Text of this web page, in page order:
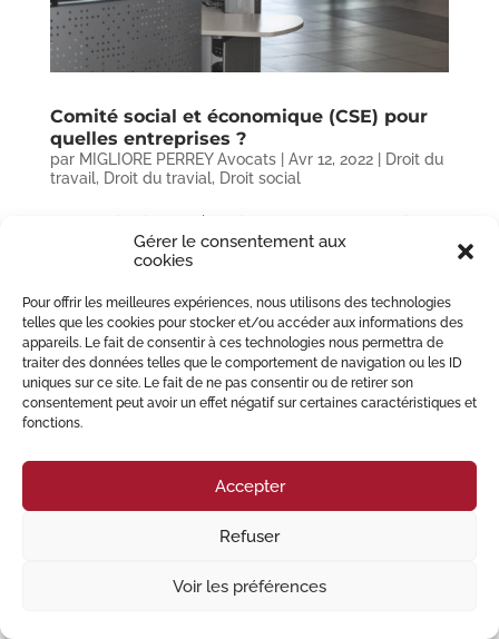
Gérer le consentement aux
cookies
Pour offrir les meilleures expériences, nous utilisons des technologies
telles que les cookies pour stocker et/ou accéder aux informations des
appareils. Le fait de consentir à ces technologies nous permettra de
traiter des données telles que le comportement de navigation ou les ID
uniques sur ce site. Le fait de ne pas consentir ou de retirer son
consentement peut avoir un effet négatif sur certaines caractéristiques et
fonctions.
Accepter
Refuser
Voir les préférences
Comité social et économique (CSE) pour
quelles entreprises ?
par MIGLIORE PERREY Avocats| Avr 12, 2022|
Droit du
travail, Droit du travial, Droit social
comité social économique doit obligatoirement être mis en place dans
certaines entreprises. Cette instance, créée par l’ordonnance du 22
© 2023 Migliore Perrey Avocats – Tous droits réservés IMention Légales